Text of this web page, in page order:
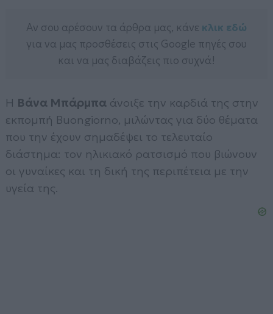
Αν σου αρέσουν τα άρθρα μας, κάνε κλικ εδώ
για να μας προσθέσεις στις Google πηγές σου
και να μας διαβάζεις πιο συχνά!
Η Βάνα Μπάρμπα άνοιξε την καρδιά της στην
εκπομπή Buongiorno, μιλώντας για δύο θέματα
που την έχουν σημαδέψει το τελευταίο
διάστημα: τον ηλικιακό ρατσισμό που βιώνουν
οι γυναίκες και τη δική της περιπέτεια με την
υγεία της.